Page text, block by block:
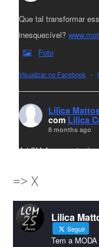
Que tal transformar
inesquecível?
Foto
Visualizar no Facebook ·
Lilica
com Lilica
8 months ago
A LCM Assessoria
amigos que sempre
#lcmassessoria
#HappyNewYear
Foto
=> X
Lilica
Seguir
Tem a